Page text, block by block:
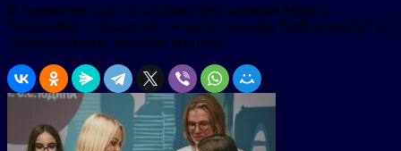
В нынешнем году, по словам вице-премьера Марата
Хуснуллина, государство потратит порядка 70-80 млрд руб. на
субсидирование льготной ипотеки.